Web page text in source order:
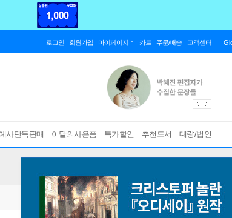
로그인 회원가입 마이페이지 카트 주문/배송 고객센터
사단독판매 이달의사은품 특가할인 추천도서 대량/법인